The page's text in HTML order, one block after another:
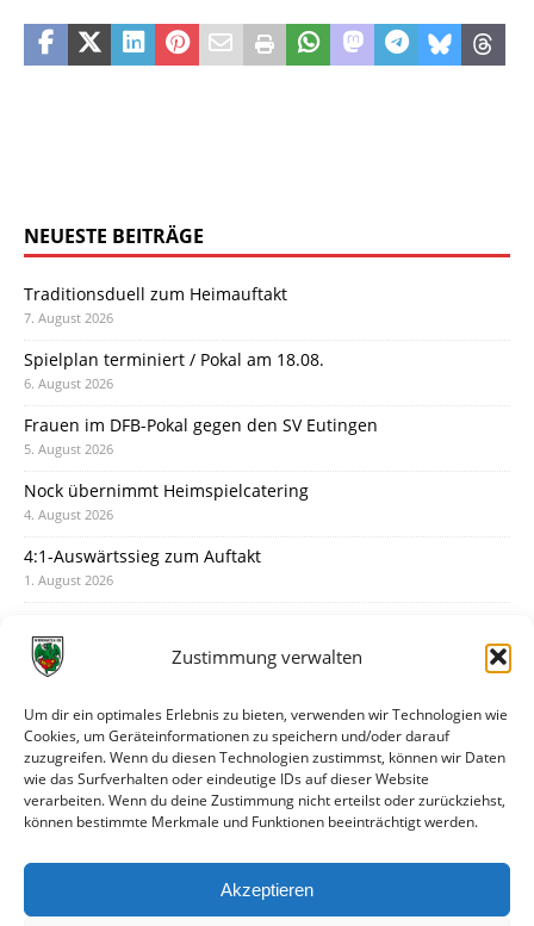
Zustimmung verwalten
Um dir ein optimales Erlebnis zu bieten, verwenden wir Technologien wie
Cookies, um Geräteinformationen zu speichern und/oder darauf
zuzugreifen. Wenn du diesen Technologien zustimmst, können wir Daten
wie das Surfverhalten oder eindeutige IDs auf dieser Website
verarbeiten. Wenn du deine Zustimmung nicht erteilst oder zurückziehst,
können bestimmte Merkmale und Funktionen beeinträchtigt werden.
Akzeptieren
NEUESTE BEITRÄGE
Traditionsduell zum Heimauftakt
7. August 2026
Spielplan terminiert / Pokal am 18.08.
6. August 2026
Frauen im DFB-Pokal gegen den SV Eutingen
5. August 2026
Nock übernimmt Heimspielcatering
4. August 2026
4:1-Auswärtssieg zum Auftakt
1. August 2026
31. Juli 2026
30. Juli 2026
Deine Spielminute: 89+1
28. Juli 2026
Neuer Rückensponsor
Neue Podcast-Folge: So tickt Björn!
27. Juli 2026